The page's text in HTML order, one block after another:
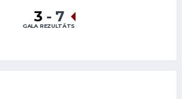
3 - 7
GALA REZULTĀTS